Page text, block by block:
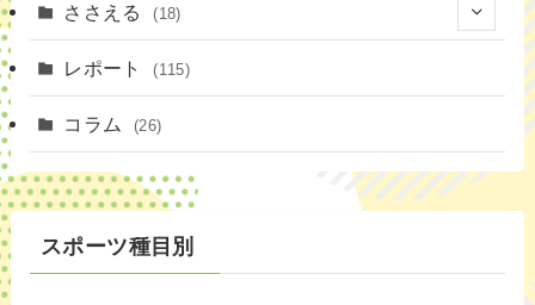
ささえる (18)
(4)
(1)
レポート (115)
コラム (26)
スポーツ種目別